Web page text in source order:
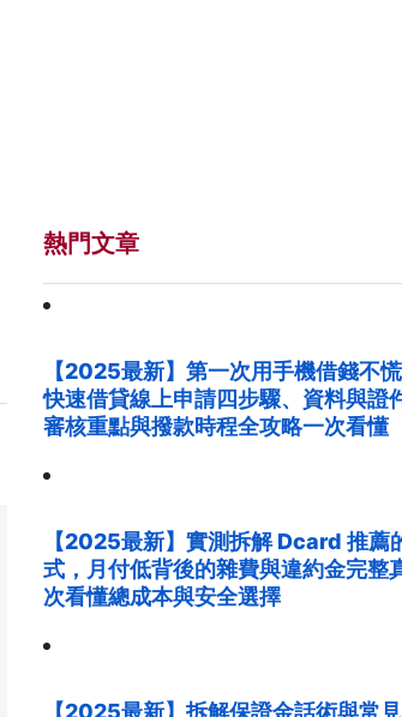
熱門文章
【2025最新】第一次用手機借錢不
快速借貸線上申請四步驟、資料與證
審核重點與撥款時程全攻略一次看懂
【2025最新】實測拆解 Dcard 推薦
式，月付低背後的雜費與違約金完整
次看懂總成本與安全選擇
【2025最新】拆解保證金話術與常